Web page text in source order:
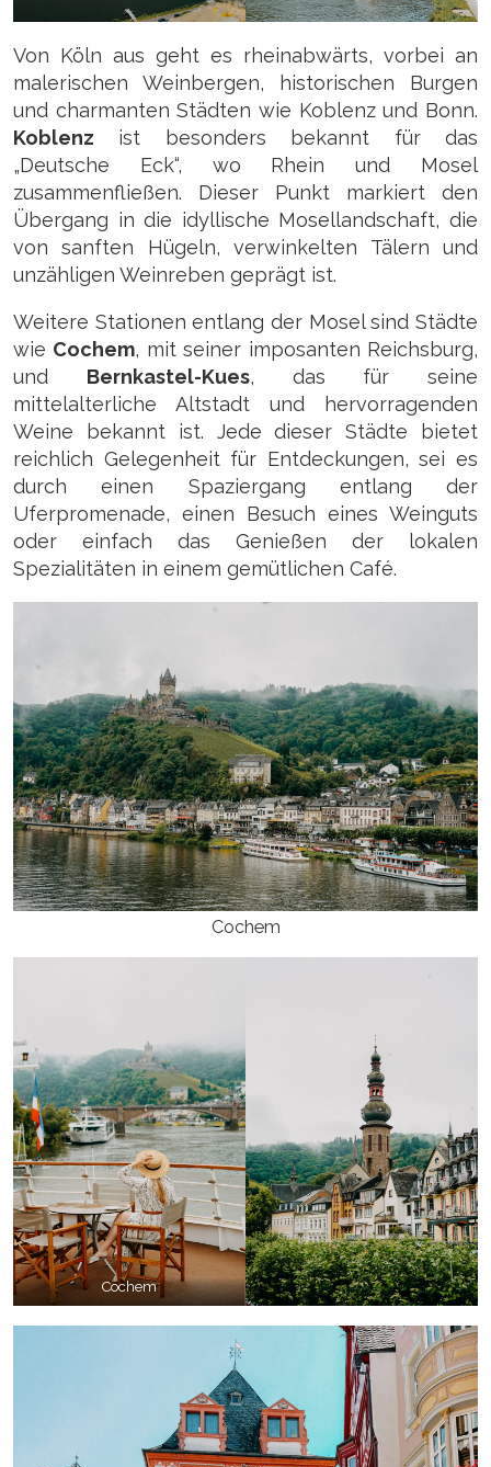
Von Köln aus geht es rheinabwärts, vorbei an
malerischen Weinbergen, historischen Burgen
und charmanten Städten wie Koblenz und Bonn.
Koblenz ist besonders bekannt für das
„Deutsche Eck“, wo Rhein und Mosel
zusammenfließen. Dieser Punkt markiert den
Übergang in die idyllische Mosellandschaft, die
von sanften Hügeln, verwinkelten Tälern und
unzähligen Weinreben geprägt ist.
Weitere Stationen entlang der Mosel sind Städte
wie Cochem, mit seiner imposanten Reichsburg,
und Bernkastel-Kues, das für seine
mittelalterliche Altstadt und hervorragenden
Weine bekannt ist. Jede dieser Städte bietet
reichlich Gelegenheit für Entdeckungen, sei es
durch einen Spaziergang entlang der
Uferpromenade, einen Besuch eines Weinguts
oder einfach das Genießen der lokalen
Spezialitäten in einem gemütlichen Café.
Cochem
Cochem